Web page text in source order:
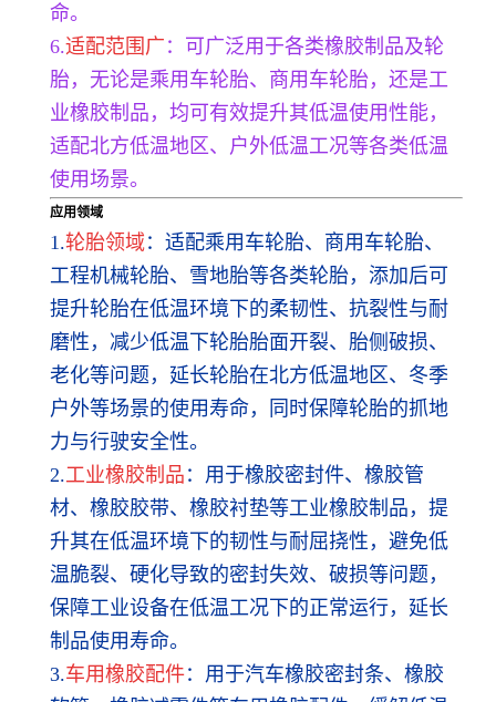
命。
6.适配范围广 ：可广泛用于各类橡胶制品及轮
胎，无论是乘用车轮胎、商用车轮胎，还是工
业橡胶制品，均可有效提升其低温使用性能，
适配北方低温地区、户外低温工况等各类低温
使用场景。
应用领域
1.轮胎领域 ：适配乘用车轮胎、商用车轮胎、
工程机械轮胎、雪地胎等各类轮胎，添加后可
提升轮胎在低温环境下的柔韧性、抗裂性与耐
磨性，减少低温下轮胎胎面开裂、胎侧破损、
老化等问题，延长轮胎在北方低温地区、冬季
户外等场景的使用寿命，同时保障轮胎的抓地
力与行驶安全性。
2.工业橡胶制品 ：用于橡胶密封件、橡胶管
材、橡胶胶带、橡胶衬垫等工业橡胶制品，提
升其在低温环境下的韧性与耐屈挠性，避免低
温脆裂、硬化导致的密封失效、破损等问题，
保障工业设备在低温工况下的正常运行，延长
制品使用寿命。
3.车用橡胶配件：用于汽车橡胶密封条、橡胶